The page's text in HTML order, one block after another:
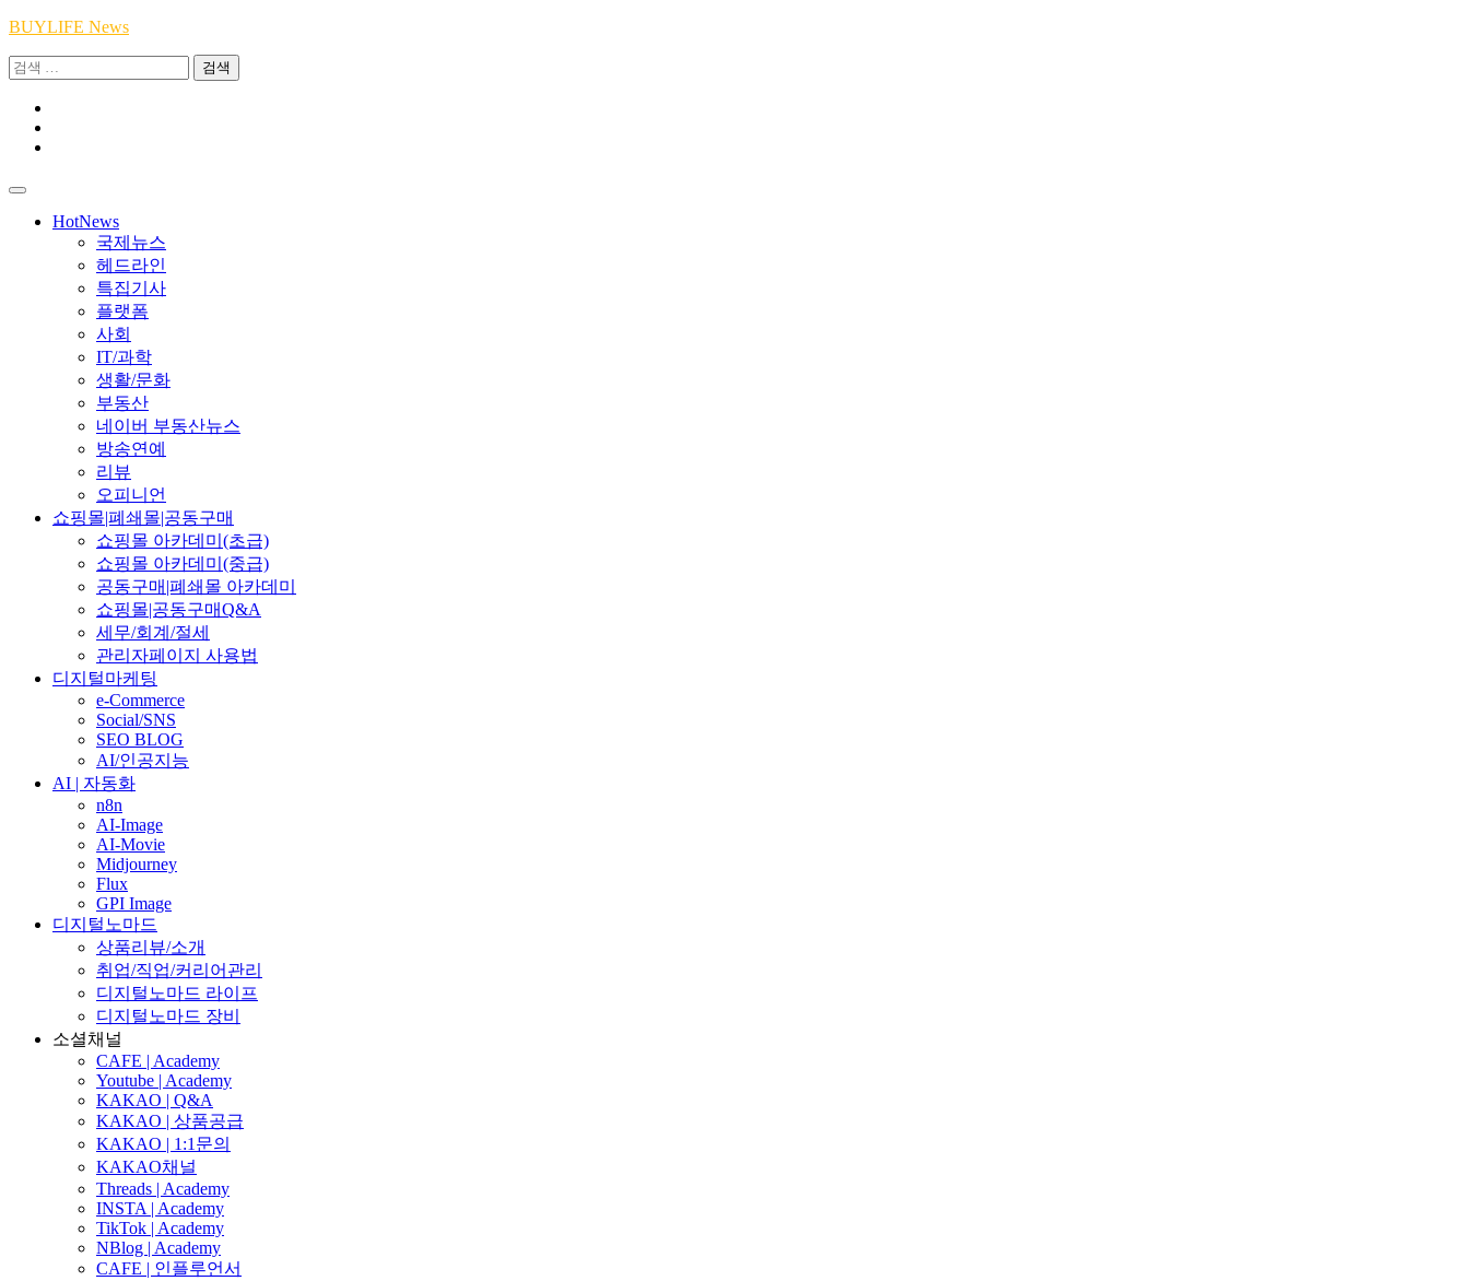
Skip
content
BUYLIFE News
검
HotNews
국제뉴스
헤드라인
특집기사
플랫폼
사회
IT/과학
생활/문화
부동산
네이버 부동산뉴스
방송연예
리뷰
오피니언
쇼핑몰|폐쇄몰|공동구매
쇼핑몰 아카데미(초급)
쇼핑몰 아카데미(중급)
공동구매|폐쇄몰 아카데미
쇼핑몰|공동구매Q&A
세무/회계/절세
관리자페이지 사용법
디지털마케팅
e-Commerce
Social/SNS
SEO BLOG
AI/인공지능
AI | 자동화
n8n
AI-Image
AI-Movie
Midjourney
Flux
GPI Image
디지털노마드
상품리뷰/소개
취업/직업/커리어관리
디지털노마드 라이프
디지털노마드 장비
소셜채널
CAFE | Academy
Youtube | Academy
KAKAO | Q&A
KAKAO | 상품공급
KAKAO | 1:1문의
KAKAO채널
Threads | Academy
INSTA | Academy
TikTok | Academy
NBlog | Academy
CAFE | 인플루언서